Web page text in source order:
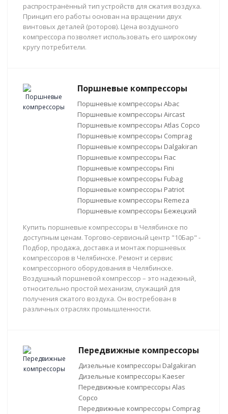
распространённый тип устройств для сжатия воздуха.
Принцип его работы основан на вращении двух
винтовых деталей (роторов). Цена воздушного
компрессора позволяет использовать его широкому
кругу потребители.
Поршневые компрессоры
Поршневые компрессоры Abac
Поршневые компрессоры Aircast
Поршневые компрессоры Atlas Copco
Поршневые компрессоры Comprag
Поршневые компрессоры Dalgakiran
Поршневые компрессоры Fiac
Поршневые компрессоры Fini
Поршневые компрессоры Fubag
Поршневые компрессоры Patriot
Поршневые компрессоры Remeza
Поршневые компрессоры Бежецкий
Купить поршневые компрессоры в Челябинске по
доступным ценам. Торгово-сервисный центр "10Бар" -
Подбор, продажа, доставка и монтаж поршневых
компрессоров в Челябинске. Ремонт и сервис
компрессорного оборудования в Челябинске.
Воздушный поршневой компрессор – это надежный,
относительно простой механизм, служащий для
получения сжатого воздуха. Он востребован в
различных отраслях промышленности.
Передвижные компрессоры
Дизельные компрессоры Dalgakiran
Дизельные компрессоры Kaeser
Передвижные компрессоры Alas
Copco
Передвижные компрессоры Comprag